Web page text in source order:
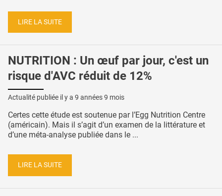
LIRE LA SUITE
NUTRITION : Un œuf par jour, c'est un
risque d'AVC réduit de 12%
Actualité publiée il y a 9 années 9 mois
Certes cette étude est soutenue par l’Egg Nutrition Centre
(américain). Mais il s’agit d’un examen de la littérature et
d’une méta-analyse publiée dans le ...
LIRE LA SUITE